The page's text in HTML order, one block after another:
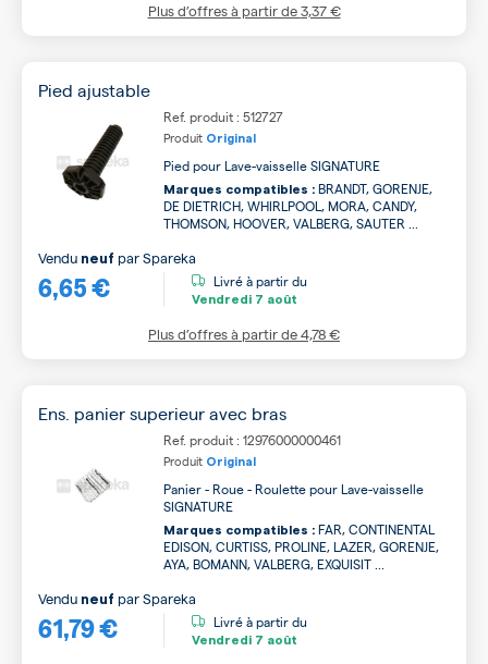
Plus d’offres à partir de3,37 €
Pied ajustable
Ref. produit : 512727
Produit Original
Pied pour Lave-vaisselle SIGNATURE
Marques compatibles : BRANDT, GORENJE,
DE DIETRICH, WHIRLPOOL, MORA, CANDY,
THOMSON, HOOVER, VALBERG, SAUTER ...
6,65 €
Vendu neuf parSpareka
Livré à partir du
Vendredi 7 août
Plus d’offres à partir de4,78 €
Ens. panier superieur avec bras
Ref. produit : 12976000000461
Produit Original
Panier - Roue - Roulette pour Lave-vaisselle
SIGNATURE
Marques compatibles : FAR, CONTINENTAL
EDISON, CURTISS, PROLINE, LAZER, GORENJE,
AYA, BOMANN, VALBERG, EXQUISIT ...
61,79 €
Vendu neuf parSpareka
Livré à partir du
Vendredi 7 août